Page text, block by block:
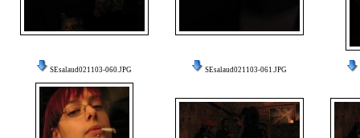
SEsalaud021103-060.JPG SEsalaud021103-061.JPG